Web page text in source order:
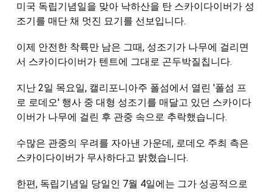
미국 독립기념일을 맞아 낙하산을 탄 스카이다이버가 성
조기를 매단 채 멋진 묘기를 선보입니다.
이제 안전한 착륙만 남은 그때, 성조기가 나무에 걸리면
서 스카이다이버가 텐트에 그대로 곤두박질칩니다.
지난 2일 목요일, 캘리포니아주 폴섬에서 열린 '폴섬 프
로 로데오' 행사 중 대형 성조기를 매달고 있던 스카이다
이버가 나무에 걸린 후 관중 속으로 추락했습니다.
수많은 관중의 우려를 자아낸 가운데, 로데오 주최 측은
스카이다이버가 무사하다고 밝혔습니다.
한편, 독립기념일 당일인 7월 4일에는 그가 성공적으로